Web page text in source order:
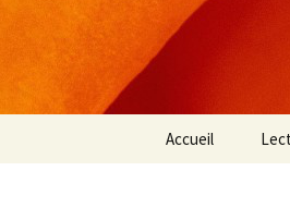
Aller
Accueil